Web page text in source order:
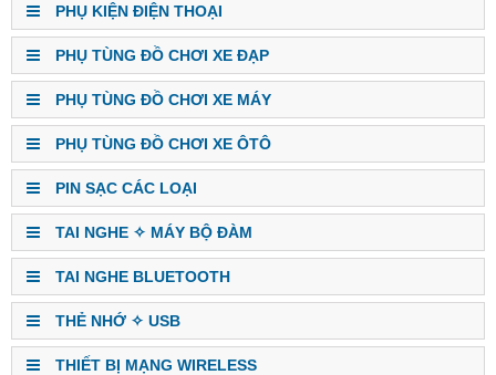
PHỤ KIỆN ĐIỆN THOẠI
PHỤ TÙNG ĐỒ CHƠI XE ĐẠP
PHỤ TÙNG ĐỒ CHƠI XE MÁY
PHỤ TÙNG ĐỒ CHƠI XE ÔTÔ
PIN SẠC CÁC LOẠI
TAI NGHE ✧ MÁY BỘ ĐÀM
TAI NGHE BLUETOOTH
THẺ NHỚ ✧ USB
THIẾT BỊ MẠNG WIRELESS